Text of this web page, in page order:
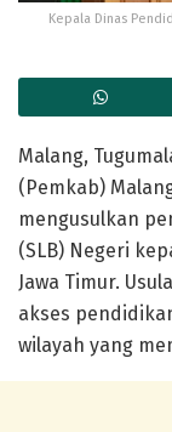
Kepala Dinas
Malang,
(Pemkab)
mengusulkan
(SLB) Negeri
Jawa Timur.
akses
wilayah yang